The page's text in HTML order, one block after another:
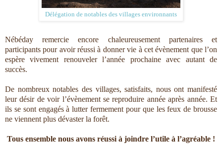
Délégation de notables des villages environnants
Nébéday remercie encore chaleureusement partenaires et
participants pour avoir réussi à donner vie à cet évènement que l’on
espère vivement renouveler l’année prochaine avec autant de
succès.
De nombreux notables des villages, satisfaits, nous ont manifesté
leur désir de voir l’évènement se reproduire année après année. Et
ils se sont engagés à lutter fermement pour que les feux de brousse
ne viennent plus dévaster la forêt.
Tous ensemble nous avons réussi à joindre l’utile à l’agréable !